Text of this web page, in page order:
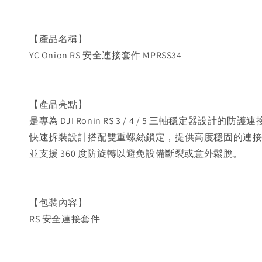
【產品名稱】
YC Onion RS 安全連接套件 MPRSS34
【產品亮點】
是專為 DJI Ronin RS 3 / 4 / 5 三軸穩定器設計的防護連
快速拆裝設計搭配雙重螺絲鎖定，提供高度穩固的連接
並支援 360 度防旋轉以避免設備斷裂或意外鬆脫。
【包裝內容】
RS 安全連接套件